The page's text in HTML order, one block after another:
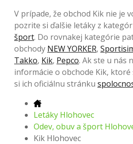
V prípade, že obchod Kik nie je
pozrite si ďalšie letáky z
šport. Do rovnakej kategórie
obchody NEW YORKER,
Takko, Kik, Pepco. Ak ste u nás
informácie o obchode Kik,
si ich oficiálnu stránku
Letáky Hlohovec
Odev, obuv a šport
Kik Hlohovec